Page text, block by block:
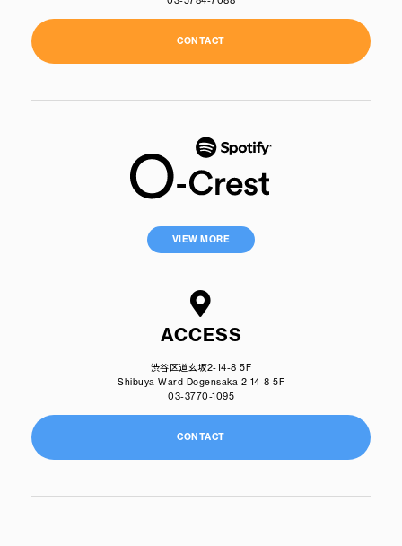
CONTACT
VIEW MORE
ACCESS
渋谷区道玄坂2-14-8 5F
Shibuya Ward Dogensaka 2-14-8 5F
03-3770-1095
CONTACT